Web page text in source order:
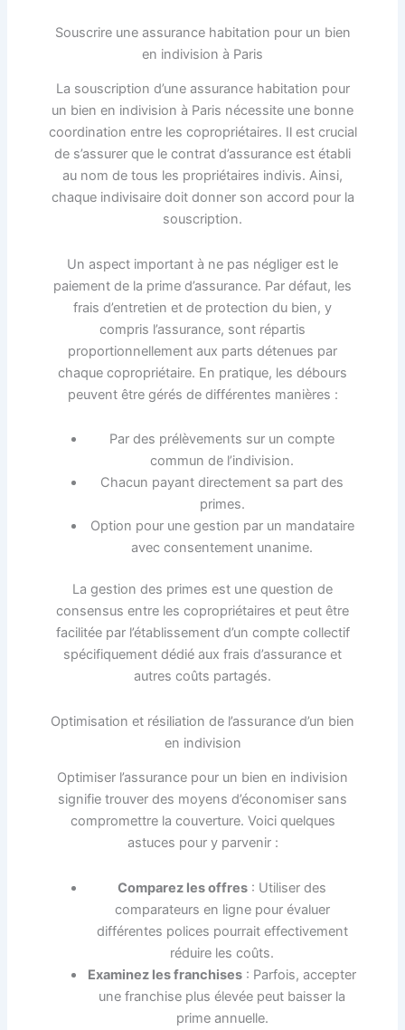
Souscrire une assurance habitation pour un bien
en indivision à Paris
La souscription d’une assurance habitation pour
un bien en indivision à Paris nécessite une bonne
coordination entre les copropriétaires. Il est crucial
de s’assurer que le contrat d’assurance est établi
au nom de tous les propriétaires indivis. Ainsi,
chaque indivisaire doit donner son accord pour la
souscription.
Un aspect important à ne pas négliger est le
paiement de la prime d’assurance. Par défaut, les
frais d’entretien et de protection du bien, y
compris l’assurance, sont répartis
proportionnellement aux parts détenues par
chaque copropriétaire. En pratique, les débours
peuvent être gérés de différentes manières :
Par des prélèvements sur un compte
commun de l’indivision.
Chacun payant directement sa part des
primes.
Option pour une gestion par un mandataire
avec consentement unanime.
La gestion des primes est une question de
consensus entre les copropriétaires et peut être
facilitée par l’établissement d’un compte collectif
spécifiquement dédié aux frais d’assurance et
autres coûts partagés.
Optimisation et résiliation de l’assurance d’un bien
en indivision
Optimiser l’assurance pour un bien en indivision
signifie trouver des moyens d’économiser sans
compromettre la couverture. Voici quelques
astuces pour y parvenir :
Comparez les offres : Utiliser des
comparateurs en ligne pour évaluer
différentes polices pourrait effectivement
réduire les coûts.
Examinez les franchises : Parfois, accepter
une franchise plus élevée peut baisser la
prime annuelle.